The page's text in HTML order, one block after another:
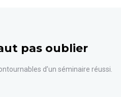
pas oublier
d’un séminaire réussi.